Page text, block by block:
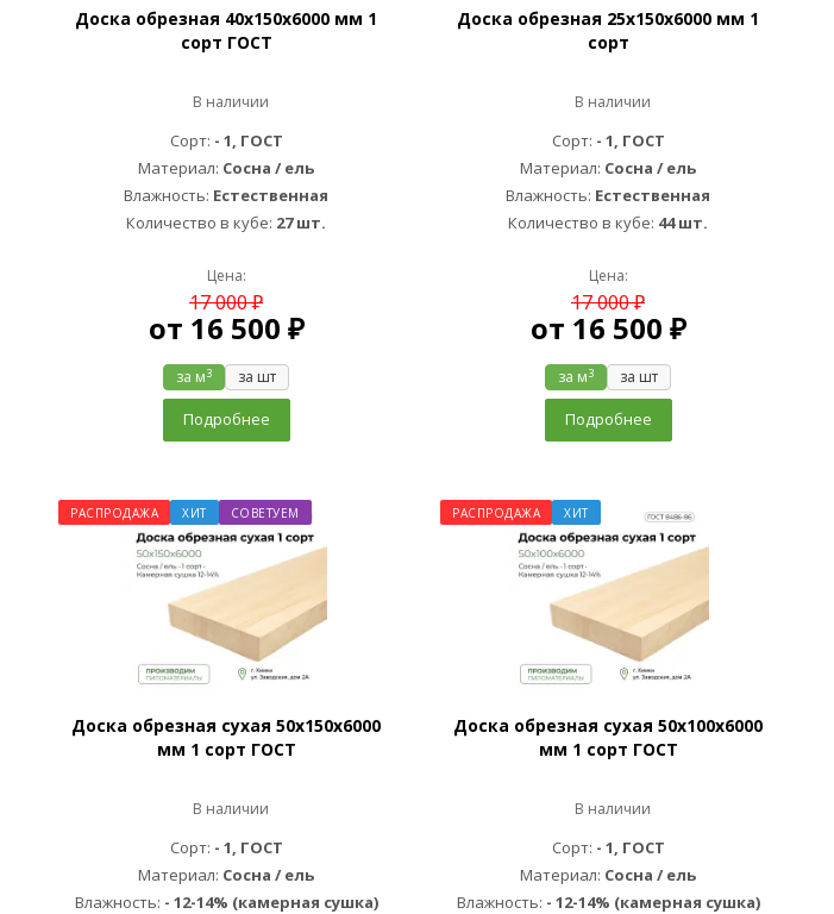
Доска обрезная 40х150х6000 мм 1
сорт ГОСТ
В наличии
Сорт: - 1, ГОСТ
Материал: Сосна / ель
Влажность: Естественная
Количество в кубе: 27 шт.
Цена:
17 000 ₽
от 16 500 ₽
за м3 за шт
Подробнее
Доска обрезная 25х150х6000 мм 1
сорт
В наличии
Сорт: - 1, ГОСТ
Материал: Сосна / ель
Влажность: Естественная
Количество в кубе: 44 шт.
Цена:
17 000 ₽
от 16 500 ₽
за м3 за шт
Подробнее
РАСПРОДАЖА ХИТ СОВЕТУЕМ
Доска обрезная сухая 50х150х6000
мм 1 сорт ГОСТ
В наличии
Сорт: - 1, ГОСТ
Материал: Сосна / ель
Влажность: - 12-14% (камерная сушка)
РАСПРОДАЖА ХИТ
Доска обрезная сухая 50х100х6000
мм 1 сорт ГОСТ
В наличии
Сорт: - 1, ГОСТ
Материал: Сосна / ель
Влажность: - 12-14% (камерная сушка)